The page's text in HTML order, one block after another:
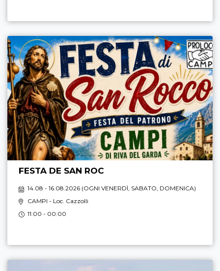
FESTA DE SAN ROC
14.08 - 16.08.2026 (OGNI VENERDÌ, SABATO, DOMENICA)
CAMPI - Loc. Cazzolli
11:00 - 00:00